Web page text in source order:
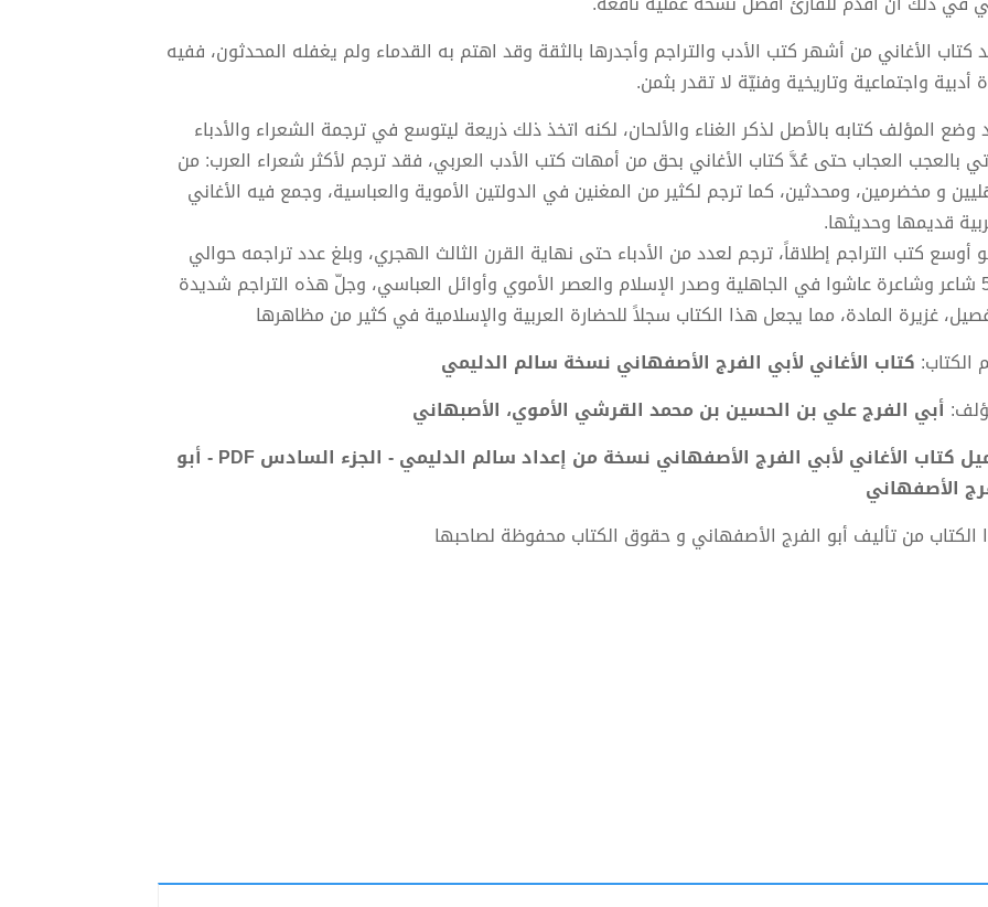
كتاب الأغاني من أشهر كتب الأدب والتراجم وأجدرها بالثقة وقد اهتم به القدماء ولم يغفله المحدثون، ففيه
أدبية واجتماعية وتاريخية وفنيّة لا تقدر بثمن.
وضع المؤلف كتابه بالأصل لذكر الغناء والألحان، لكنه اتخذ ذلك ذريعة ليتوسع في ترجمة الشعراء والأدباء
بالعجب العجاب حتى عُدَّ كتاب الأغاني بحق من أمهات كتب الأدب العربي، فقد ترجم لأكثر شعراء العرب: من
و مخضرمين، ومحدثين، كما ترجم لكثير من المغنين في الدولتين الأموية والعباسية، وجمع فيه الأغاني
قديمها وحديثها.
أوسع كتب التراجم إطلاقاً، ترجم لعدد من الأدباء حتى نهاية القرن الثالث الهجري، وبلغ عدد تراجمه حوالي
500 شاعر وشاعرة عاشوا في الجاهلية وصدر الإسلام والعصر الأموي وأوائل العباسي، وجلّ هذه التراجم شديدة
غزيرة المادة، مما يجعل هذا الكتاب سجلاً للحضارة العربية والإسلامية في كثير من مظاهرها
الكتاب: كتاب الأغاني لأبي الفرج الأصفهاني نسخة سالم الدليمي
أبي الفرج علي بن الحسين بن محمد القرشي الأموي، الأصبهاني
تحميل كتاب الأغاني لأبي الفرج الأصفهاني نسخة من إعداد سالم الدليمي - الجزء السادس PDF - أبو
الأصفهاني
الكتاب من تأليف أبو الفرج الأصفهاني و حقوق الكتاب محفوظة لصاحبها